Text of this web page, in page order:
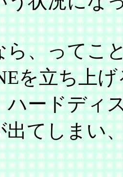
、ってこ
を立ち上
ハードディ
出てしまい